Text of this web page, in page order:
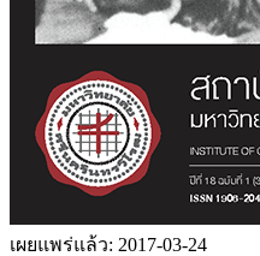
เผยแพร่แล้ว: 2017-03-24